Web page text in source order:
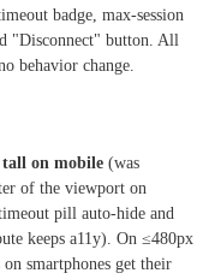
badge, max-session
"Disconnect" button. All
behavior change.
tall on mobile (was
of the viewport on
pill auto-hide and
keeps a11y). On ≤480px
smartphones get their